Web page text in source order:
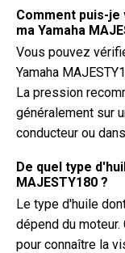
Comment puis-
ma Yamaha
Vous pouvez
Yamaha
La pression
généralement sur
conducteur ou
De quel type
MAJESTY180 ?
Le type d'huile
dépend du
pour connaître la